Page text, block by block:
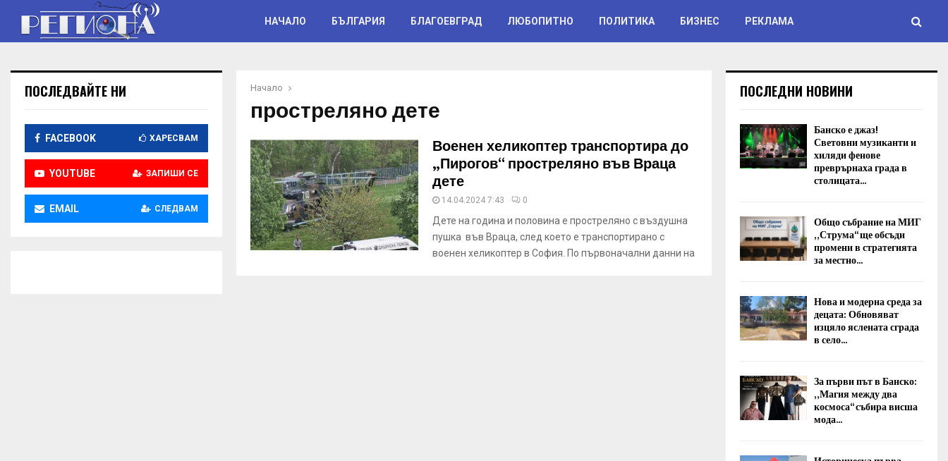
НАЧАЛО БЪЛГАРИЯ БЛАГОЕВГРАД ЛЮБОПИТНО ПОЛИТИКА БИЗНЕС РЕКЛАМА
Начало
простреляно дете
Военен хеликоптер транспортира до
„Пирогов“ простреляно във Враца
дете
14.04.2024 7:43 0
Дете на година и половина е простреляно с въздушна
пушка във Враца, след което е транспортирано с
военен хеликоптер в София. По първоначални данни на
ПОСЛЕДВАЙТЕ НИ
FACEBOOK ХАРЕСВАМ
YOUTUBE ЗАПИШИ СЕ
EMAIL СЛЕДВАМ
ПОСЛЕДНИ НОВИНИ
Банско е джаз!
Световни музиканти и
хиляди фенове
преврърнаха града в
столицата...
Общо събрание на МИГ
„Струма“ ще обсъди
промени в стратегията
за местно...
Нова и модерна среда за
децата: Обновяват
изцяло яслената сграда
в село...
За първи път в Банско:
„Магия между два
космоса“ събира висша
мода...